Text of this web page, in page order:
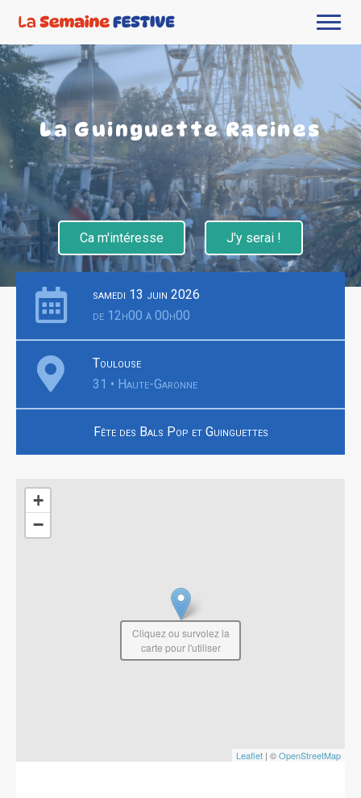
La Guinguette Racines
Ca m'intéresse J'y serai !
samedi 13 juin 2026
de 12h00 à 00h00
Toulouse
31 • Haute-Garonne
Fête des Bals Pop et Guinguettes
+
−
Leaflet | ©OpenStreetMap
Cliquez ou survolez la
carte pour l'utiliser